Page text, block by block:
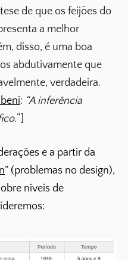
de que os feijões do
a melhor
disso, é uma boa
abdutivamente que
verdadeira.
: “A inferência
“]
e a partir da
” (problemas no design),
níveis de